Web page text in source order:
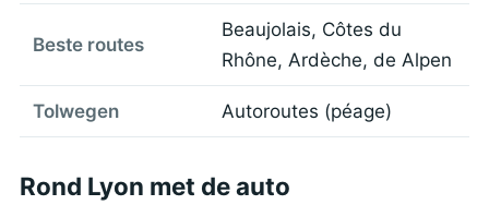
Beste routes
Beaujolais, Côtes du
Rhône, Ardèche, de Alpen
Tolwegen Autoroutes (péage)
Rond Lyon met de auto